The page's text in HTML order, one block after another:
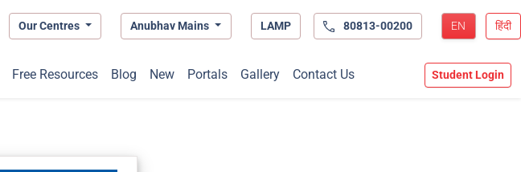
Our Centres Anubhav Mains LAMP 80813-00200 EN हिंदी
Free Resources Blog New Portals Gallery Contact Us Student Login